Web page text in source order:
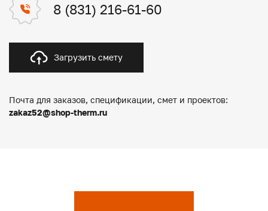
8 (831) 216-61-60
Загрузить смету
Почта для заказов, спецификации, смет и проектов:
zakaz52@shop-therm.ru